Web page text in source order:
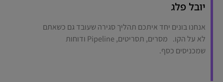
יובל פלג
אנחנו בונים יחד איתכם תהליך סגירה שעובד גם כשאתם
לא על הקו. מסרים, תסריטים, Pipeline ודוחות
שמכניסים כסף.